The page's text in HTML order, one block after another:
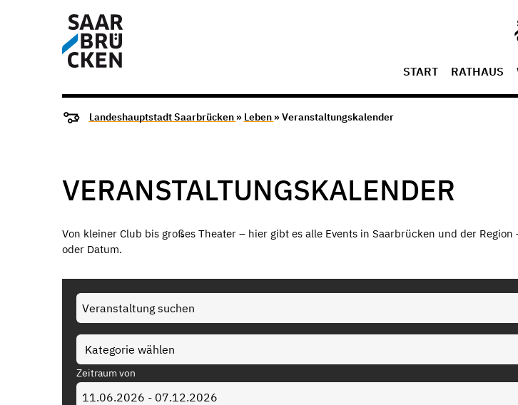
START RATHAUS
Landeshauptstadt Saarbrücken » Leben » Veranstaltungskalender
VERANSTALTUNGSKALENDER
Von kleiner Club bis großes Theater – hier gibt es alle Events in Saarbrücken und der
oder Datum.
Zeitraum von